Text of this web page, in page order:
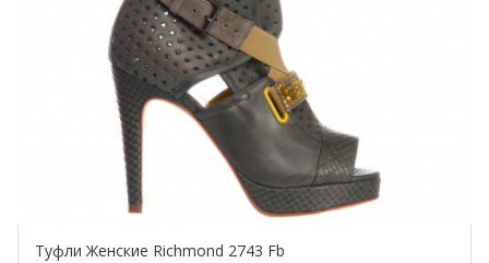
Туфли Женские Richmond 2743 Fb